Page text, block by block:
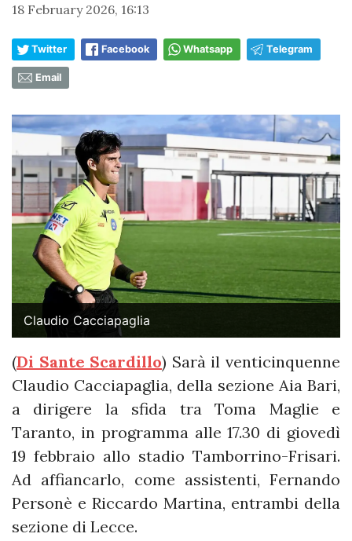
18 February 2026, 16:13
Twitter Facebook Whatsapp Telegram
Email
Claudio CacciapagIia
(Di Sante Scardillo) Sarà il venticinquenne
Claudio Cacciapaglia, della sezione Aia Bari,
a dirigere la sfida tra Toma Maglie e
Taranto, in programma alle 17.30 di giovedì
19 febbraio allo stadio Tamborrino-Frisari.
Ad affiancarlo, come assistenti, Fernando
Personè e Riccardo Martina, entrambi della
sezione di Lecce.